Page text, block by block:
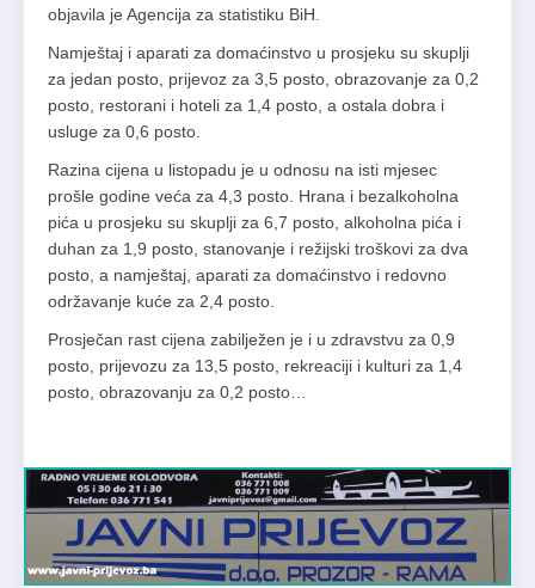
objavila je Agencija za statistiku BiH.
Namještaj i aparati za domaćinstvo u prosjeku su skuplji
za jedan posto, prijevoz za 3,5 posto, obrazovanje za 0,2
posto, restorani i hoteli za 1,4 posto, a ostala dobra i
usluge za 0,6 posto.
Razina cijena u listopadu je u odnosu na isti mjesec
prošle godine veća za 4,3 posto. Hrana i bezalkoholna
pića u prosjeku su skuplji za 6,7 posto, alkoholna pića i
duhan za 1,9 posto, stanovanje i režijski troškovi za dva
posto, a namještaj, aparati za domaćinstvo i redovno
održavanje kuće za 2,4 posto.
Prosječan rast cijena zabilježen je i u zdravstvu za 0,9
posto, prijevozu za 13,5 posto, rekreaciji i kulturi za 1,4
posto, obrazovanju za 0,2 posto…